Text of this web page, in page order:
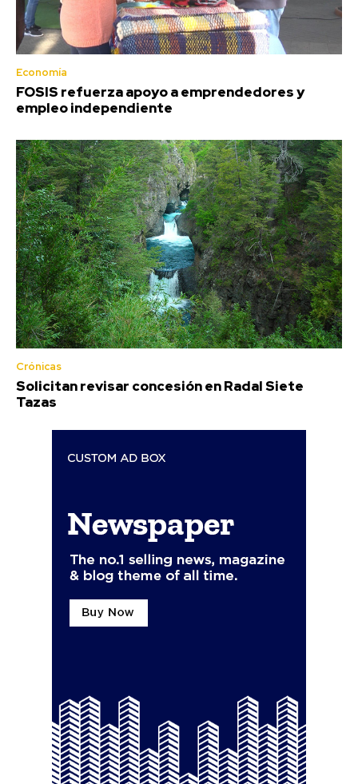
Economía
FOSIS refuerza apoyo a emprendedores y
empleo independiente
Crónicas
Solicitan revisar concesión en Radal Siete
Tazas